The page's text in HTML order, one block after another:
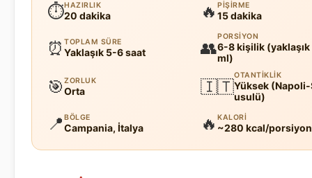
⏱HAZIRLIK
20 dakika 🔥 PIŞIRME
15 dakika
⏰ TOPLAM SÜRE
Yaklaşık 5-6 saat 👥
PORSIYON
6-8 kişilik
ml)
🎯 ZORLUK
Orta 🇮🇹
OTANTIKLIK
Yüksek
usulü)
📍 BÖLGE
Campania, İtalya 🔥 KALORI
~280 kcal/porsiyon